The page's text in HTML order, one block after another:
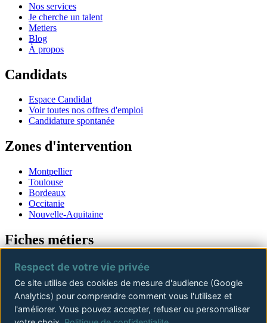
Nos services
Je cherche un talent
Metiers
Blog
À propos
Candidats
Espace Candidat
Voir toutes nos offres d'emploi
Candidature spontanée
Zones d'intervention
Montpellier
Toulouse
Bordeaux
Occitanie
Nouvelle-Aquitaine
Fiches métiers
Offres d'emploi
Offres Conducteur de travaux
Offres Chef de chantier
Offres Ingénieur structure
Offres Directeur de travaux
Offres Chargé d'affaires
Respect de votre vie privée
Ce site utilise des cookies de mesure d'audience (Google
Analytics) pour comprendre comment vous l'utilisez et
l'améliorer. Vous pouvez accepter, refuser ou personnaliser